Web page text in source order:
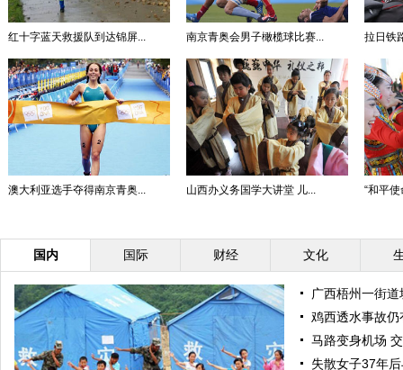
红十字蓝天救援队到达锦屏... 南京青奥会男子橄榄球比赛... 拉日铁
澳大利亚选手夺得南京青奥... 山西办义务国学大讲堂 儿... “和平
国内 国际 财经 文化
广西梧州一街
鸡西透水事故
马路变身机场
失散女子37年